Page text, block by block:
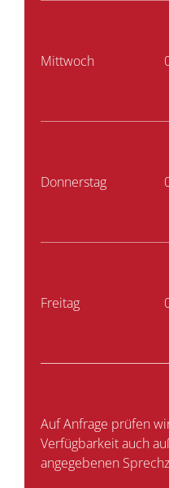
Mittwoch
Donnerstag
Freitag
Auf Anfrage prüfen
Verfügbarkeit auch
angegebenen